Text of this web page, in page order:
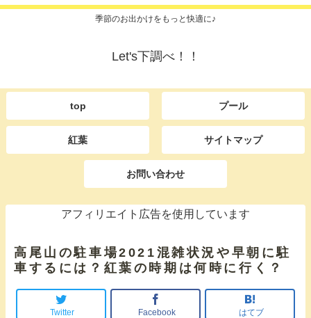
季節のお出かけをもっと快適に♪
Let's下調べ！！
top プール
紅葉 サイトマップ
お問い合わせ
アフィリエイト広告を使用しています
高尾山の駐車場2021混雑状況や早朝に駐
車するには？紅葉の時期は何時に行く？
Twitter Facebook はてブ